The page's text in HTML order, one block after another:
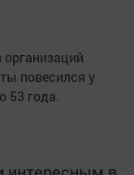
повесился у
53 года.